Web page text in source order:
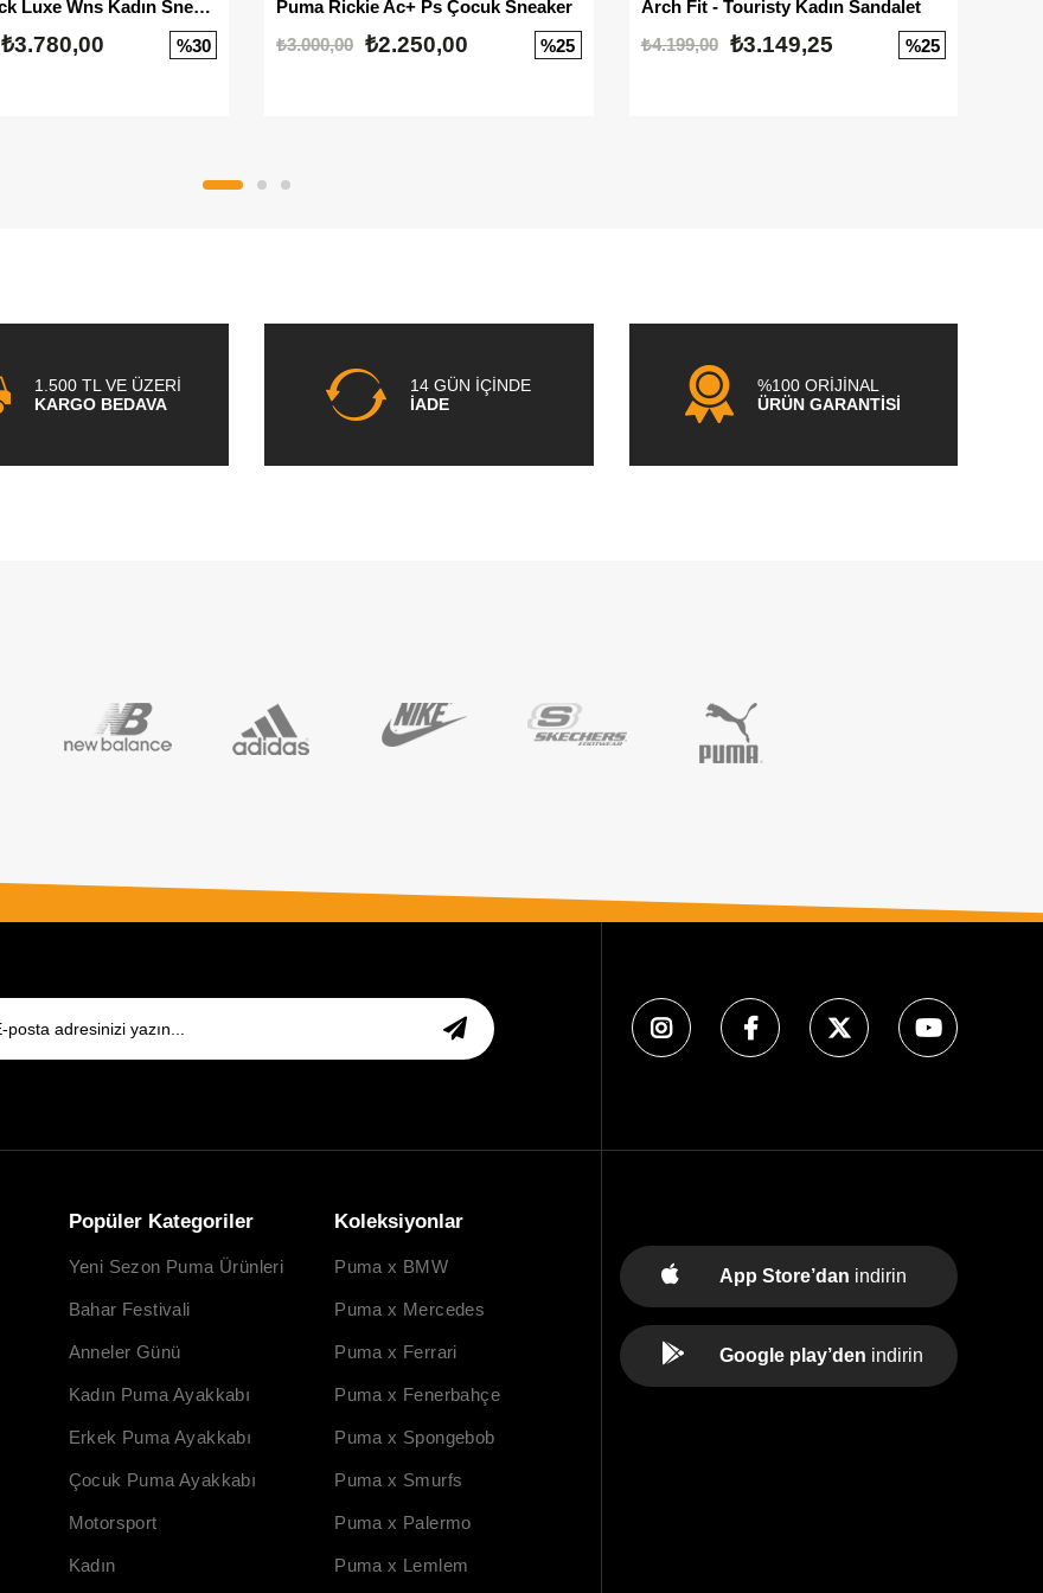
Mayze Stack Luxe Wns Kadın Sneaker
₺3.780,00 %30
Puma Rickie Ac+ Ps Çocuk Sneaker
₺3.000,00 ₺2.250,00 %25
Arch Fit - Touristy Kadın Sandalet
₺4.199,00
₺3.149,25 %25
1.500 TL VE ÜZERİ
KARGO BEDAVA
14 GÜN İÇİNDE
İADE
%100 ORİJİNAL
ÜRÜN GARANTİSİ
Popüler Kategoriler
Yeni Sezon Puma Ürünleri
Bahar Festivali
Anneler Günü
Kadın Puma Ayakkabı
Erkek Puma Ayakkabı
Çocuk Puma Ayakkabı
Motorsport
Kadın
Koleksiyonlar
Puma x BMW
Puma x Mercedes
Puma x Ferrari
Puma x Fenerbahçe
Puma x Spongebob
Puma x Smurfs
Puma x Palermo
Puma x Lemlem
App Store’dan indirin
Google play’den indirin